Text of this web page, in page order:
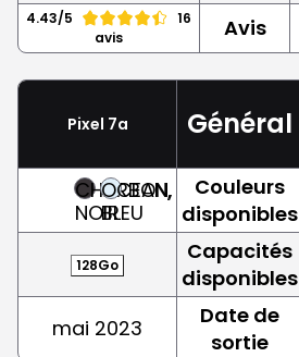
4.43/5
16
avis
Avis
Pixel 7a Général
CHARBON,
NOIR
OCEAN,
BLEU
Couleurs
disponibles
128Go
Capacités
disponibles
mai 2023
Date de
sortie